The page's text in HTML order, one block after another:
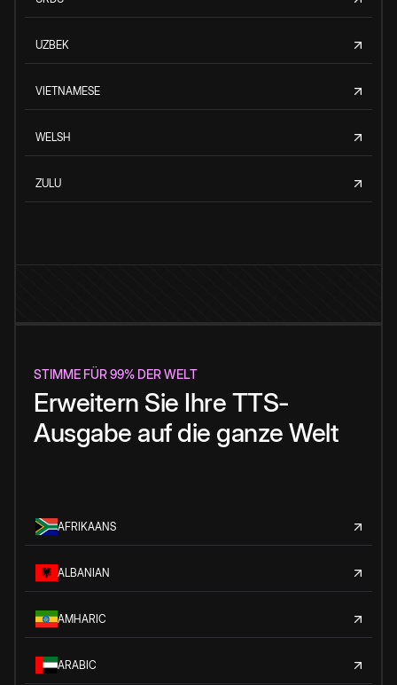
UZBEK
VIETNAMESE
WELSH
ZULU
STIMME FÜR 99% DER WELT
Erweitern Sie Ihre TTS-
Ausgabe auf die ganze Welt
AFRIKAANS
ALBANIAN
AMHARIC
ARABIC